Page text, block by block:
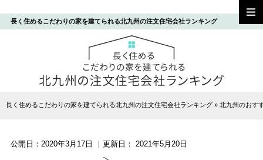
長く住めるこだわりの家を建てられる北九州の注文住宅会社ランキング
長く住めるこだわりの家を建てられる北九州の注文住宅会社ランキング » 北九州のおす
公開日： 2020年3月17日 ｜更新日： 2021年5月20日